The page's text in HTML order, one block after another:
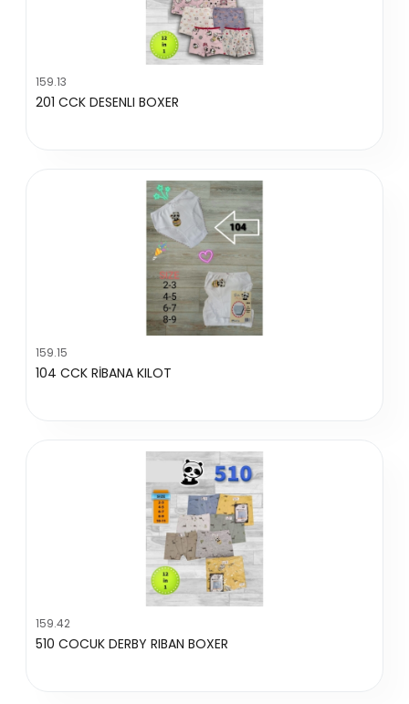
159.13
201 CCK DESENLI BOXER
159.15
104 CCK RİBANA KILOT
159.42
510 COCUK DERBY RIBAN BOXER